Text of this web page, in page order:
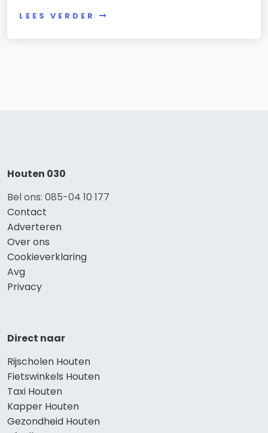
LEES VERDER
Houten 030
Bel ons: 085-04 10 177
Contact
Adverteren
Over ons
Cookieverklaring
Avg
Privacy
Direct naar
Rijscholen Houten
Fietswinkels Houten
Taxi Houten
Kapper Houten
Gezondheid Houten